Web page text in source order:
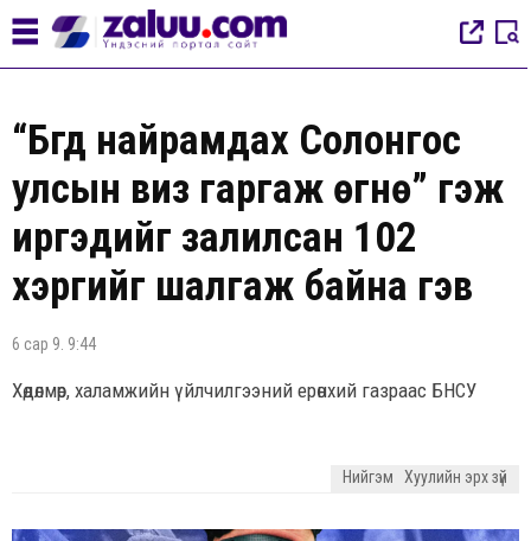
“Бүгд найрамдах Солонгос
улсын виз гаргаж өгнө” гэж
иргэдийг залилсан 102
хэргийг шалгаж байна гэв
6 сар 9. 9:44
Хөдөлмөр, халамжийн үйлчилгээний ерөнхий газраас БНСУ
Нийгэм Хуулийн эрх зүй